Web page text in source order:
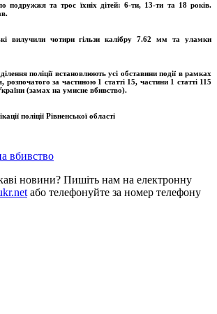
подружжя та троє їхніх дітей: 6-ти, 13-ти та 18 років.
вилучили чотири гільзи калібру 7.62 мм та уламки
поліції встановлюють усі обставини події в рамках
розпочатого за частиною 1 статті 15, частини 1 статті 115
(замах на умисне вбивство).
поліції Рівненської області
вбивство
новини? Пишіть нам на електронну
або телефонуйте за номер телефону